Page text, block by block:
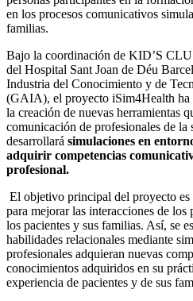
en los procesos comunicativos
familias.
Bajo la coordinación de KID’S
del Hospital Sant Joan de Déu
Industria del Conocimiento y de
(GAIA), el proyecto iSim4Health ha
la creación de nuevas herramientas
comunicación de profesionales de la
desarrollará simulaciones en
adquirir competencias
profesional.
El objetivo principal del proyecto es
para mejorar las interacciones de los
los pacientes y sus familias. Así, se
habilidades relacionales mediante
profesionales adquieran nuevas
conocimientos adquiridos en su
experiencia de pacientes y de sus